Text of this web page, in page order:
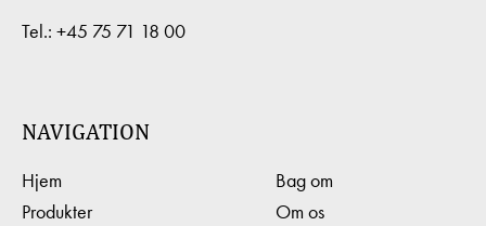
Tel.: +45 75 71 18 00
NAVIGATION
Hjem
Produkter
Bag om
Om os